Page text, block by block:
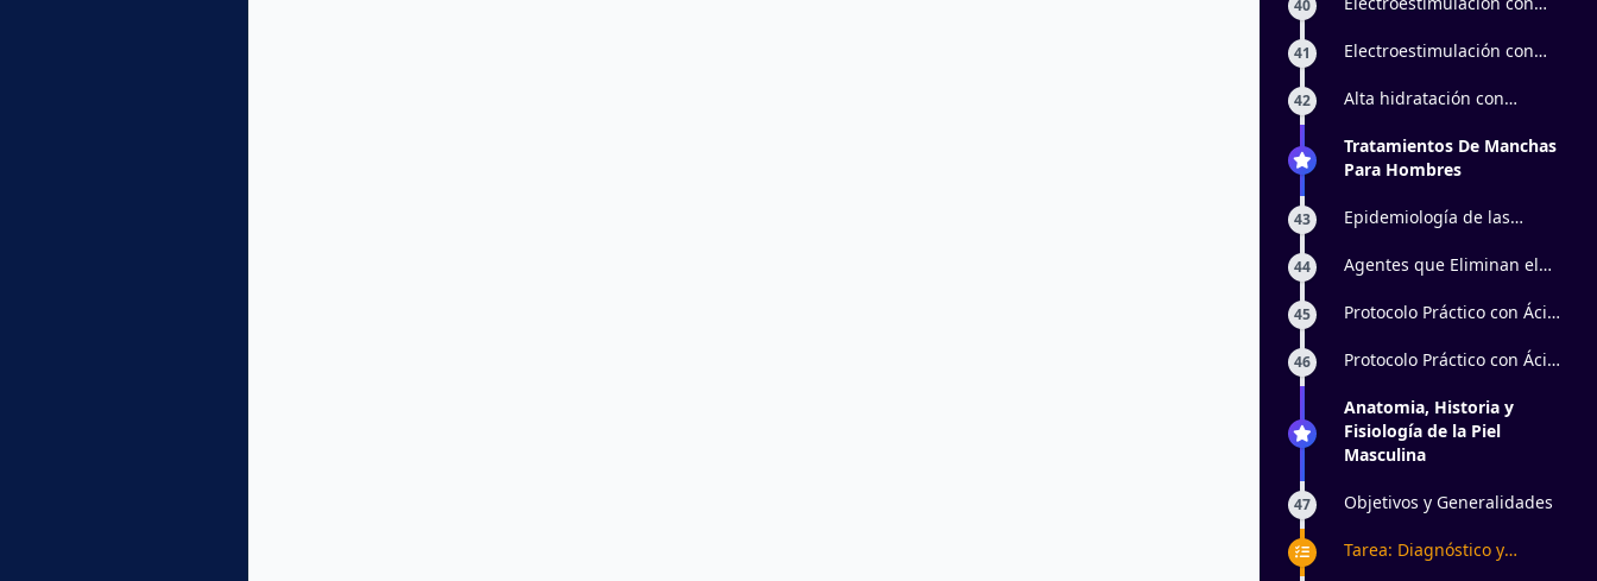
40
41
Electroestimulación con
42
Alta hidratación con
Tratamientos De Manchas
Para Hombres
43
Epidemiología de las
44
Agentes que Eliminan el
45
Protocolo Práctico con Ácido
46
Protocolo Práctico con Ácido
Anatomia, Historia y
Fisiología de la Piel
Masculina
47 Objetivos y Generalidades
Tarea: Diagnóstico y